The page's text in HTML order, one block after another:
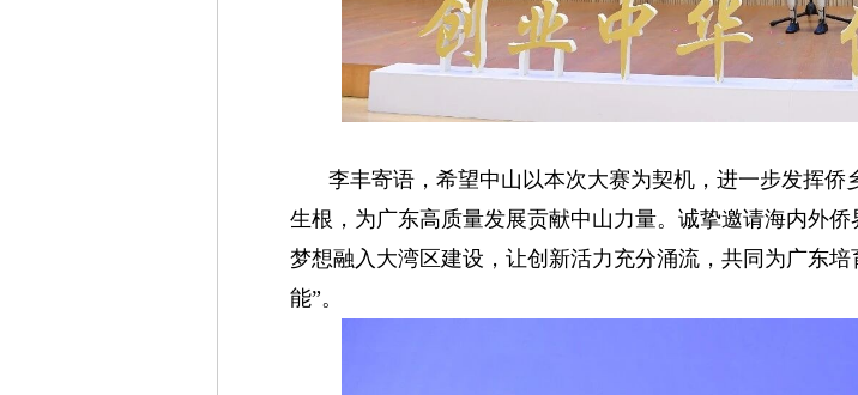
李丰寄语，希望中山以本次大赛为契机，进一步发挥
生根，为广东高质量发展贡献中山力量。诚挚邀请海内外
梦想融入大湾区建设，让创新活力充分涌流，共同为广东
能”。